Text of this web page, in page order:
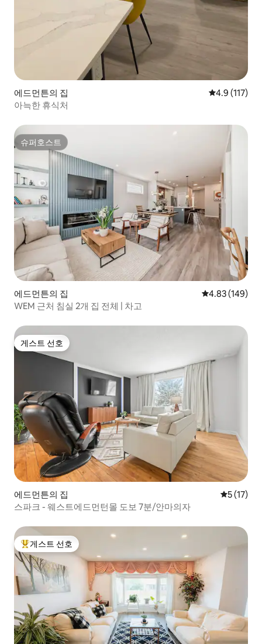
에드먼튼의 집 평점 4.9점(5
4.9 (117)
아늑한 휴식처
슈퍼호스트
슈퍼호스트
에드먼튼의 집 평점 4.83점(5
4.83 (149)
WEM 근처 침실 2개 집 전체 | 차고
게스트 선호
게스트 선호
에드먼튼의 집 평점 5점
5 (17)
스파크 - 웨스트에드먼턴몰 도보 7분/안마의자
상위 게스트 선호
게스트 선호